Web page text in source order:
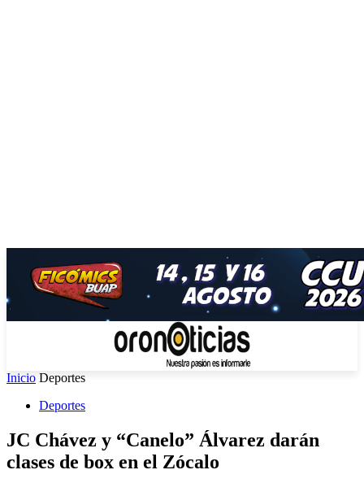
Inicio Deportes
Deportes
JC Chávez y “Canelo” Álvarez darán
clases de box en el Zócalo